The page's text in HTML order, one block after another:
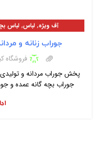
آف ویژه, لباس, لباس
جوراب زنانه و
فروشگاه
پخش جوراب مردانه و
جوراب بچه گانه عمده و